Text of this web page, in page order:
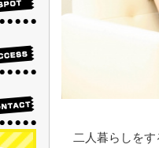
二人暮らしを